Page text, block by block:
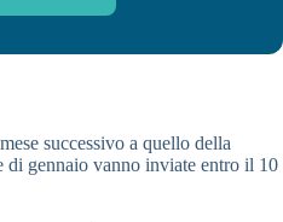
successivo a quello della
di gennaio vanno inviate entro il 10